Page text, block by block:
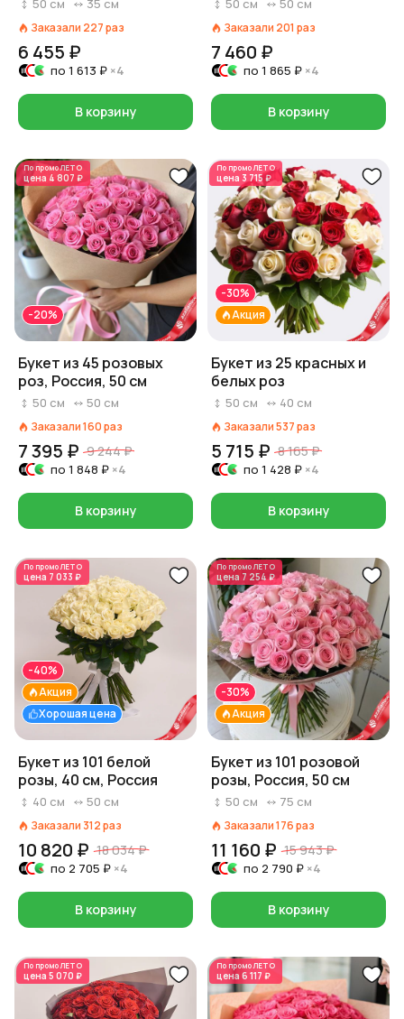
50 см 35 см
Заказали 227раз
6 455 ₽
по 1 613 ₽ ×4
В корзину
50 см 50 см
Заказали 201 раз
7 460 ₽
по 1 865 ₽ ×4
В корзину
По промоЛЕТО
цена 4 807 ₽
-20%
Букет из 45 розовых
роз, Россия, 50 см
50 см 50 см
Заказали160раз
7 395 ₽ 9 244 ₽
по 1 848 ₽ ×4
В корзину
По промоЛЕТО
цена 3 715 ₽
Акция
-30%
Букет из 25 красных и
белых роз
50 см 40 см
Заказали537раз
5 715 ₽ 8 165 ₽
по 1 428 ₽ ×4
В корзину
По промоЛЕТО
цена 7 033 ₽
Хорошая цена
Акция
-40%
Букет из 101 белой
розы, 40 см, Россия
40 см 50 см
Заказали 312раз
10 820 ₽ 18 034 ₽
по 2 705 ₽ ×4
В корзину
По промоЛЕТО
цена 7 254 ₽
Акция
-30%
Букет из 101 розовой
розы, Россия, 50 см
50 см 75 см
Заказали176раз
11 160 ₽ 15 943 ₽
по 2 790 ₽ ×4
В корзину
По промоЛЕТО
цена 5 070 ₽
По промоЛЕТО
цена 6 117 ₽